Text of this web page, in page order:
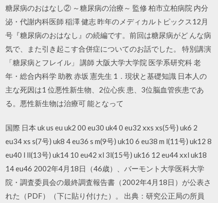
糖尿病のおはなし② ～糖尿病の治療～ 監修 柏市立柏病院 内分
泌・代謝内科医師 稲澤 健志 昨年のメディカルトピックス12月
号『糖尿病のおはなし』の続編です。前回は糖尿病がど んな病
気で、また引き起こす合併症についてのお話でした。 特別講演
「糖尿病とフレイル」 講師 大阪大学大学院 医学系研究科 老
年・総合内科学 助教 赤坂 憲先生 1．現状と基礎知識 日本人の
主な死因は1 位悪性新生物、2位心疾 患、3位脳血管疾患であ
る。悪性新生物は治療可 能となって
国際 日本 uk us eu uk2 00 eu30 uk4 0 eu32 xxs xs(5号) uk6 2
eu34 xs s(7号) uk8 4 eu36 s m(9号) uk10 6 eu38 m l(11号) uk12 8
eu40 l ll(13号) uk14 10 eu42 xl 3l(15号) uk16 12 eu44 xxl uk18
14 eu46 2002年4月18日（46歳）、バーモント大学医科大学
院・調査委員会の最終調査報告書（2002年4月18日）が公表さ
れた（PDF）（下に貼り付けた）。 出典：研究公正局の所員